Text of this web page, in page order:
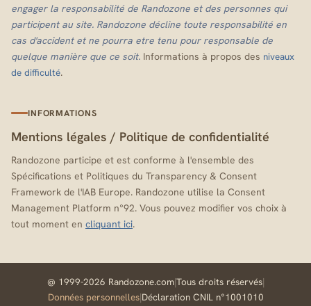
engager la responsabilité de Randozone et des personnes qui
participent au site. Randozone décline toute responsabilité en
cas d'accident et ne pourra etre tenu pour responsable de
quelque manière que ce soit. Informations à propos des niveaux
de difficulté.
INFORMATIONS
Mentions légales / Politique de confidentialité
Randozone participe et est conforme à l'ensemble des
Spécifications et Politiques du Transparency & Consent
Framework de l'IAB Europe. Randozone utilise la Consent
Management Platform n°92. Vous pouvez modifier vos choix à
tout moment en cliquant ici.
@ 1999-2026 Randozone.com|Tous droits réservés|
Données personnelles|Déclaration CNIL n°1001010